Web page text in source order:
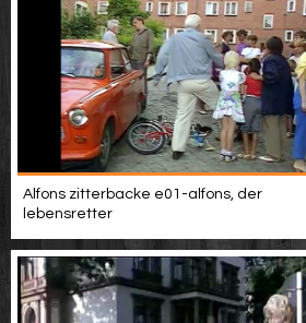
Alfons zitterbacke e01-alfons, der
lebensretter